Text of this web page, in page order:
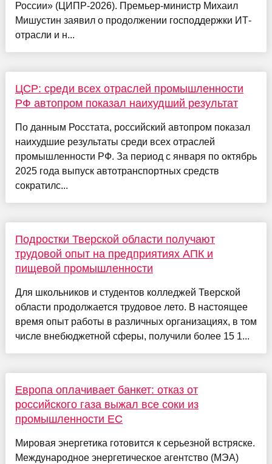
России» (ЦИПР-2026). Премьер-министр Михаил
Мишустин заявил о продолжении господдержки ИТ-
отрасли и н...
ЦСР: среди всех отраслей промышленности
РФ автопром показал наихудший результат
По данным Росстата, российский автопром показал
наихудшие результаты среди всех отраслей
промышленности РФ. За период с января по октябрь
2025 года выпуск автотранспортных средств
сократилс...
Подростки Тверской области получают
трудовой опыт на предприятиях АПК и
пищевой промышленности
Для школьников и студентов колледжей Тверской
области продолжается трудовое лето. В настоящее
время опыт работы в различных организациях, в том
числе внебюджетной сферы, получили более 15 1...
Европа оплачивает банкет: отказ от
российского газа выжал все соки из
промышленности ЕС
Мировая энергетика готовится к серьезной встряске.
Международное энергетическое агентство (МЭА)